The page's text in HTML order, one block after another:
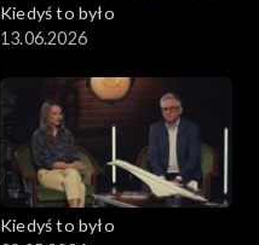
Kiedyś to było
13.06.2026
Kiedyś to było